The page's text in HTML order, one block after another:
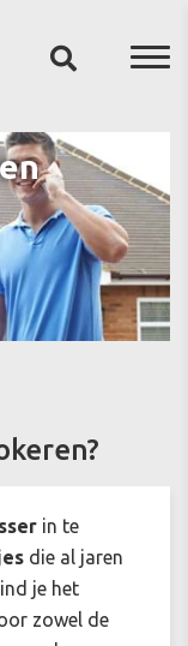
in te
die al jaren
je het
zowel de